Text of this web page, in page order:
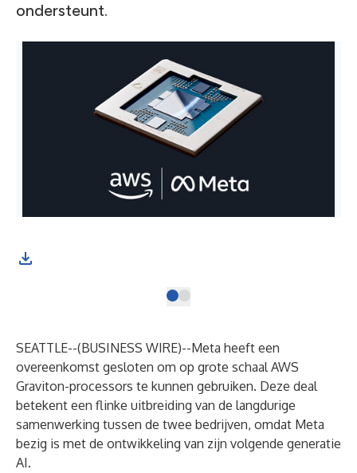
ondersteunt.
SEATTLE--(BUSINESS WIRE)--Meta heeft een
overeenkomst gesloten om op grote schaalAWS
Graviton-processors te kunnen gebruiken. Deze deal
betekent een flinke uitbreiding van de langdurige
samenwerking tussen de twee bedrijven, omdat Meta
bezig is met de ontwikkeling van zijn volgende generatie
AI.